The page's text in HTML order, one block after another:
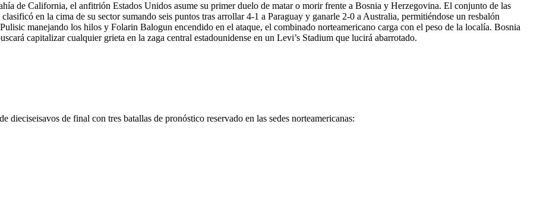
de California, el anfitrión Estados Unidos asume su primer duelo de matar o morir frente a Bosnia y Herzegovina. El conjunto de las
en la cima de su sector sumando seis puntos tras arrollar 4-1 a Paraguay y ganarle 2-0 a Australia, permitiéndose un resbalón
manejando los hilos y Folarin Balogun encendido en el ataque, el combinado norteamericano carga con el peso de la localía. Bosnia
capitalizar cualquier grieta en la zaga central estadounidense en un Levi’s Stadium que lucirá abarrotado.
de final con tres batallas de pronóstico reservado en las sedes norteamericanas: